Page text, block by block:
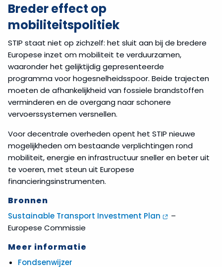
Breder effect op
mobiliteitspolitiek
STIP staat niet op zichzelf: het sluit aan bij de bredere
Europese inzet om mobiliteit te verduurzamen,
waaronder het gelijktijdig gepresenteerde
programma voor hogesnelheidsspoor. Beide trajecten
moeten de afhankelijkheid van fossiele brandstoffen
verminderen en de overgang naar schonere
vervoerssystemen versnellen.
Voor decentrale overheden opent het STIP nieuwe
mogelijkheden om bestaande verplichtingen rond
mobiliteit, energie en infrastructuur sneller en beter uit
te voeren, met steun uit Europese
financieringsinstrumenten.
Bronnen
Sustainable Transport Investment Plan
–
Europese Commissie
Meer informatie
Fondsenwijzer